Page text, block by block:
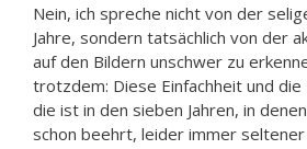
Nein, ich spreche nicht von der
Jahre, sondern tatsächlich von der
auf den Bildern unschwer zu
trotzdem: Diese Einfachheit und die
die ist in den sieben Jahren, in
schon beehrt, leider immer seltener